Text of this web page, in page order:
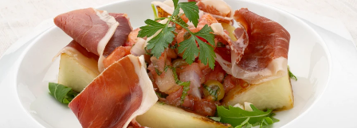
Ensalada de pasta con
reducción de sandía y salsa
de soja